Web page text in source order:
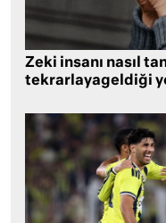
Zeki insanı nasıl
tekrarlayageldiği